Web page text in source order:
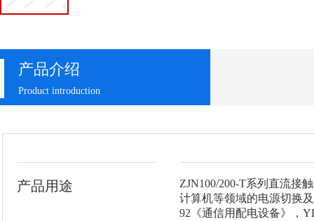
产品介绍
Product introduction
产品用途
ZJN100/200-T系列直流接
计算机等领域的电源切换
92《通信用配电设备》，